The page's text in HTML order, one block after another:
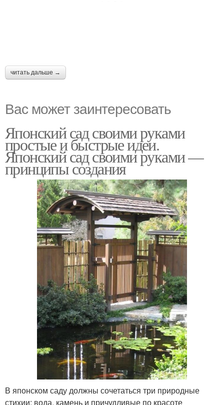
читать дальше →
Вас может заинтересовать
Японский сад своими руками
простые и быстрые идеи.
Японский сад своими руками —
принципы создания
В японском саду должны сочетаться три природные
стихии: вода, камень и причудливые по красоте